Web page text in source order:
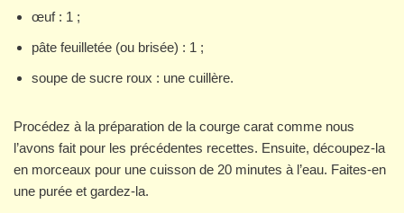
œuf : 1 ;
pâte feuilletée (ou brisée) : 1 ;
soupe de sucre roux : une cuillère.
Procédez à la préparation de la courge carat comme nous
l’avons fait pour les précédentes recettes. Ensuite, découpez-la
en morceaux pour une cuisson de 20 minutes à l’eau. Faites-en
une purée et gardez-la.